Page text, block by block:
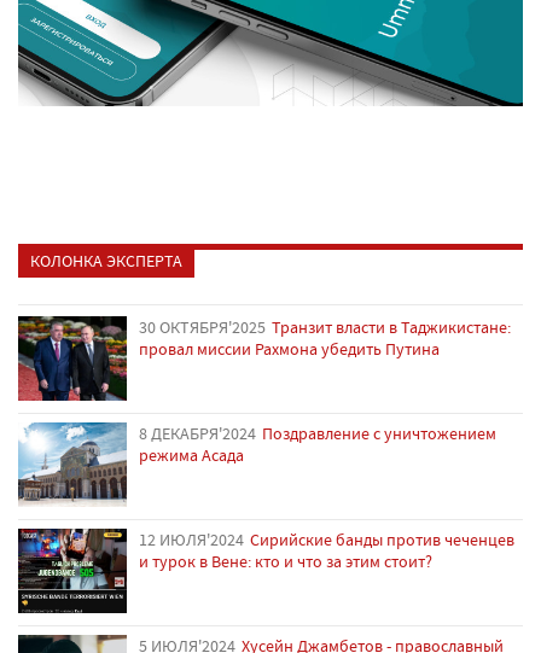
КОЛОНКА ЭКСПЕРТА
30 ОКТЯБРЯ'2025 Транзит власти в Таджикистане:
провал миссии Рахмона убедить Путина
8 ДЕКАБРЯ'2024 Поздравление с уничтожением
режима Асада
12 ИЮЛЯ'2024 Сирийские банды против чеченцев
и турок в Вене: кто и что за этим стоит?
5 ИЮЛЯ'2024 Хусейн Джамбетов - православный